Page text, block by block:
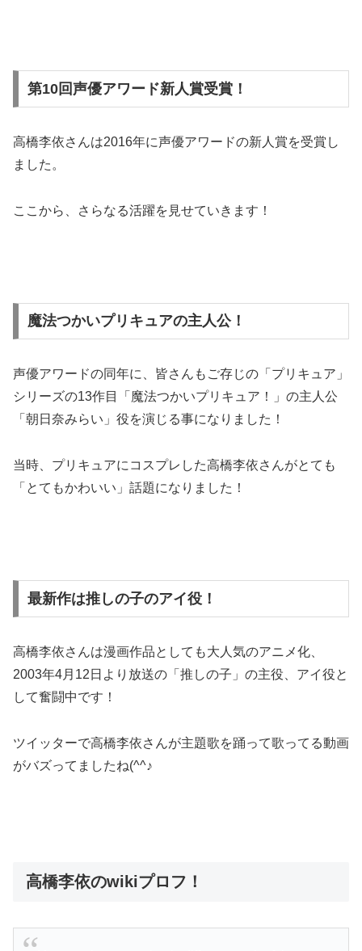
第10回声優アワード新人賞受賞！
高橋李依さんは2016年に声優アワードの新人賞を受賞し
ました。
ここから、さらなる活躍を見せていきます！
魔法つかいプリキュアの主人公！
声優アワードの同年に、皆さんもご存じの「プリキュア」
シリーズの13作目「魔法つかいプリキュア！」の主人公
「朝日奈みらい」役を演じる事になりました！
当時、プリキュアにコスプレした高橋李依さんがとても
「とてもかわいい」話題になりました！
最新作は推しの子のアイ役！
高橋李依さんは漫画作品としても大人気のアニメ化、
2003年4月12日より放送の「推しの子」の主役、アイ役と
して奮闘中です！
ツイッターで高橋李依さんが主題歌を踊って歌ってる動画
がバズってましたね(^^♪
高橋李依のwikiプロフ！